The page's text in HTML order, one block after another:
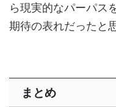
ら現実的なパーパス
期待の表れだったと
まとめ